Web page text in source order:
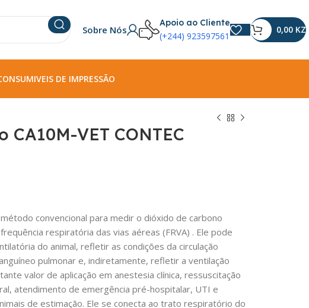
Sobre Nós
Apoio ao Cliente
(+244) 923597561
0,00 KZ
DE IMPRESSÃO
CA10M-VET CONTEC
convencional para medir o dióxido de carbono
respiratória das vias aéreas (FRVA) . Ele pode
do animal, refletir as condições da circulação
pulmonar e, indiretamente, refletir a ventilação
valor de aplicação em anestesia clínica, ressuscitação
atendimento de emergência pré-hospitalar, UTI e
de estimação. Ele se conecta ao trato respiratório do